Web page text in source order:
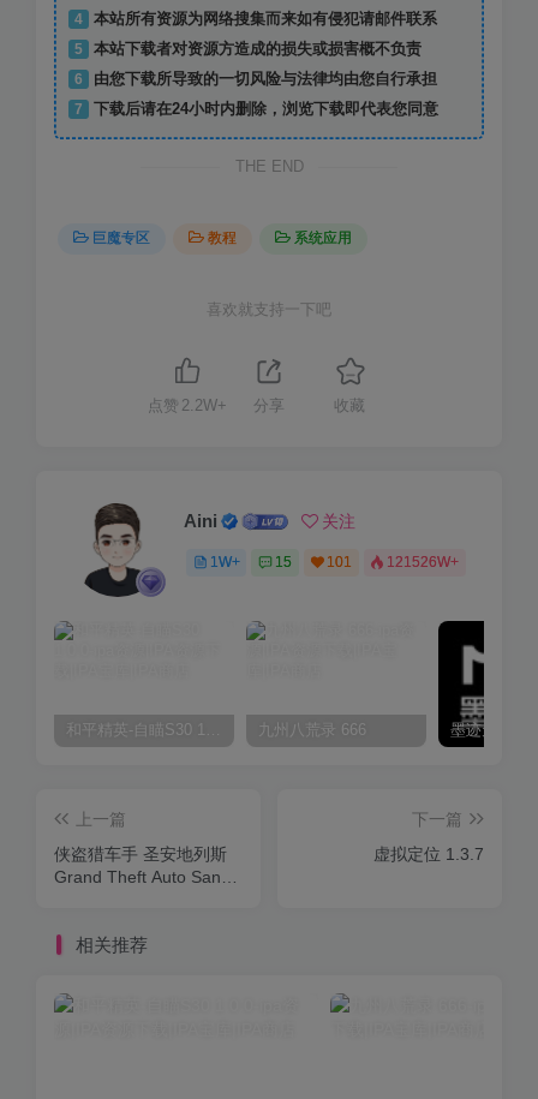
4
本站所有资源为网络搜集而来如有侵犯请邮件联系
5
本站下载者对资源方造成的损失或损害概不负责
6
由您下载所导致的一切风险与法律均由您自行承担
7
下载后请在24小时内删除，浏览下载即代表您同意
THE END
巨魔专区 教程 系统应用
喜欢就支持一下吧
点赞 2.2W+ 分享 收藏
Aini 关注
1W+ 15 101 121526W+
和平精英-自瞄S30 1.0.0 九州八荒录 666
上一篇
侠盗猎车手 圣安地列斯
Grand Theft Auto San
下一篇
虚拟定位 1.3.7
相关推荐